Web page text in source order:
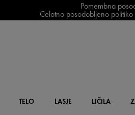
Pomembna
Celotno posodobljeno politiko
TELO LASJE LIČILA